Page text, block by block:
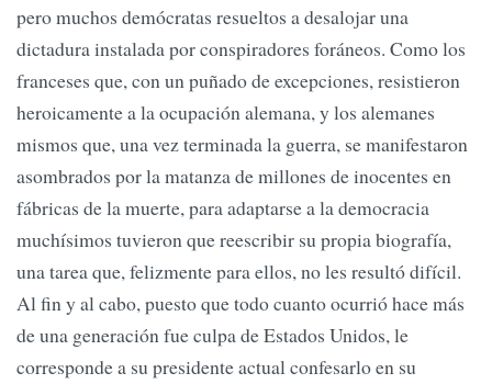
pero muchos demócratas resueltos a desalojar una
dictadura instalada por conspiradores foráneos. Como los
franceses que, con un puñado de excepciones, resistieron
heroicamente a la ocupación alemana, y los alemanes
mismos que, una vez terminada la guerra, se manifestaron
asombrados por la matanza de millones de inocentes en
fábricas de la muerte, para adaptarse a la democracia
muchísimos tuvieron que reescribir su propia biografía,
una tarea que, felizmente para ellos, no les resultó difícil.
Al fin y al cabo, puesto que todo cuanto ocurrió hace más
de una generación fue culpa de Estados Unidos, le
corresponde a su presidente actual confesarlo en su